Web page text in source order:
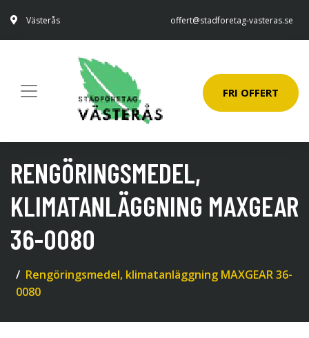
Västerås offert@stadforetag-vasteras.se
FRI OFFERT
RENGÖRINGSMEDEL,
KLIMATANLÄGGNING MAXGEAR
36-0080
Rengöringsmedel, klimatanläggning MAXGEAR 36-
0080